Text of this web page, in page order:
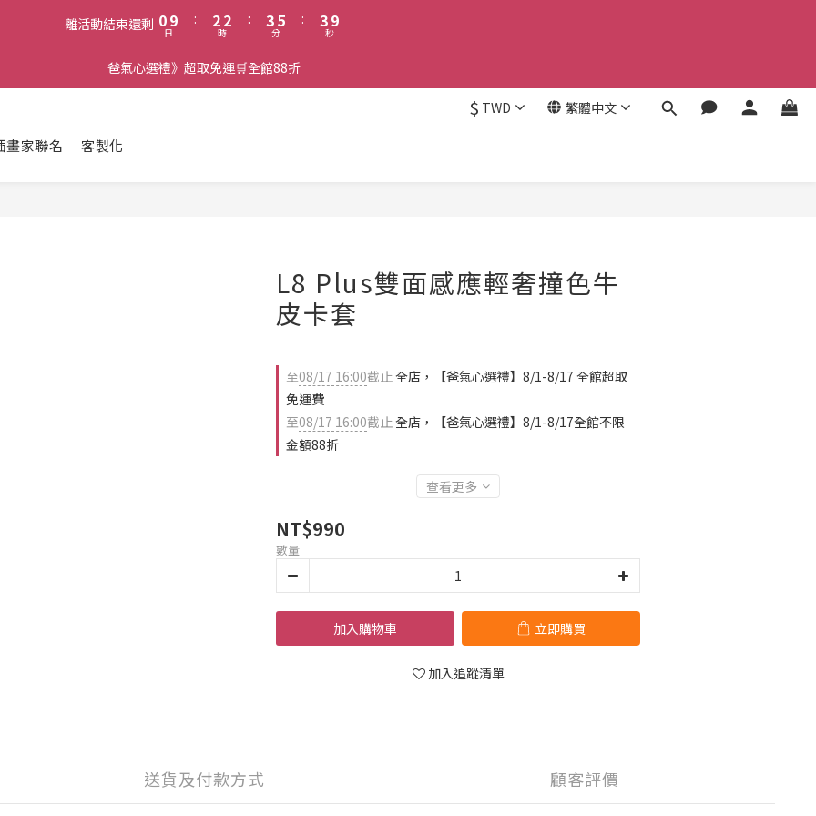
離活動結束還剩 09
8
7
6
日
:
2
1
0
2
1
0
時
:
3
2
1
0
5
4
3
2
分
:
3
2
8
7
5
秒
爸氣心選禮》超取免運🛒全館88折
$ TWD 繁體中文
畫家聯名 客製化
L8 Plus雙面感應輕奢撞色牛
皮卡套
至08/17 16:00截止全店，【爸氣心選禮】8/1-8/17 全館超取
免運費
至08/17 16:00截止全店，【爸氣心選禮】8/1-8/17全館不限
金額88折
查看更多
NT$990
數量
加入購物車 立即購買
加入追蹤清單
送貨及付款方式 顧客評價